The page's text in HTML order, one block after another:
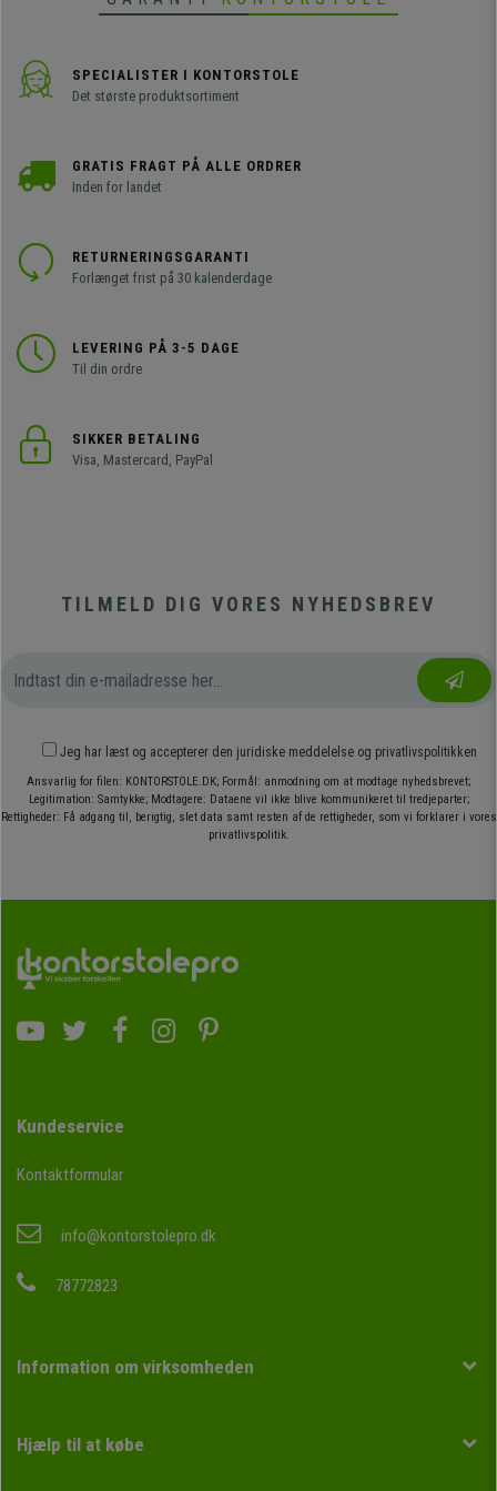
SPECIALISTER I KONTORSTOLE
Det største produktsortiment
GRATIS FRAGT PÅ ALLE ORDRER
Inden for landet
RETURNERINGSGARANTI
Forlænget frist på 30 kalenderdage
LEVERING PÅ 3-5 DAGE
Til din ordre
SIKKER BETALING
Visa, Mastercard, PayPal
TILMELD DIG VORES NYHEDSBREV
Jeg har læst og accepterer den juridiske meddelelse og privatlivspolitikken
Ansvarlig for filen: KONTORSTOLE.DK; Formål: anmodning om at modtage nyhedsbrevet;
Legitimation: Samtykke; Modtagere: Dataene vil ikke blive kommunikeret til tredjeparter;
Rettigheder: Få adgang til, berigtig, slet data samt resten af de rettigheder, som vi forklarer i vores
privatlivspolitik.
Kundeservice
Kontaktformular
info@kontorstolepro.dk
78772823
Information om virksomheden
Hjælp til at købe